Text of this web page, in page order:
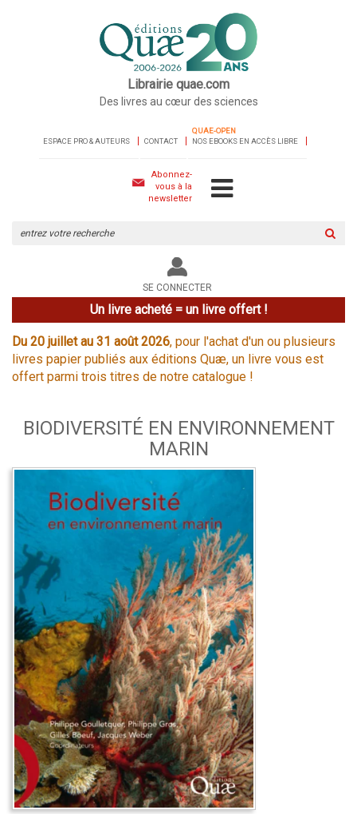
Librairie quae.com
Des livres au cœur des sciences
ESPACE PRO & AUTEURS CONTACT
QUAE-OPEN
NOS EBOOKS EN ACCÈS LIBRE
Abonnez-
vous à la
newsletter
le
site
SE CONNECTER
Un livre acheté = un livre offert !
Du 20 juillet au 31 août 2026, pour l'achat d'un ou plusieurs
livres papier publiés aux éditions Quæ, un livre vous est
offert parmi trois titres de notre catalogue !
BIODIVERSITÉ EN ENVIRONNEMENT
MARIN